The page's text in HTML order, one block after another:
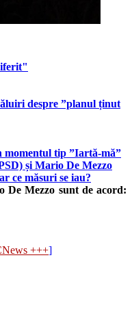
despre ”planul ținut
momentul tip ”Iartă-mă”
și Mario De Mezzo
ce măsuri se iau?
De Mezzo sunt de acord:
+++]